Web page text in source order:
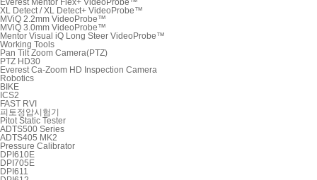
Everest Mentor Flex+ VideoProbe™
XL Detect / XL Detect+ VideoProbe™
MViQ 2.2mm VideoProbe™
MViQ 3.0mm VideoProbe™
Mentor Visual iQ Long Steer VideoProbe™
Working Tools
Pan Tilt Zoom Camera(PTZ)
PTZ HD30
Everest Ca-Zoom HD Inspection Camera
Robotics
BIKE
ICS2
FAST RVI
피토정압시험기
Pitot Static Tester
ADTS500 Series
ADTS405 MK2
Pressure Calibrator
DPI610E
DPI705E
DPI611